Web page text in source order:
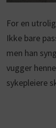
For en
Ikke bare
men han
vugger
sykepleiere